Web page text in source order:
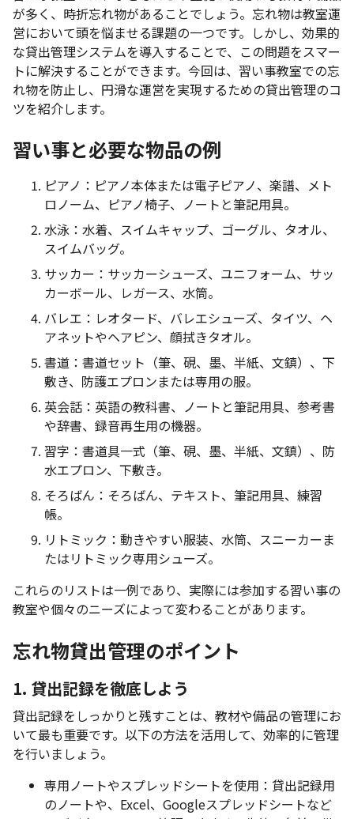
が多く、時折忘れ物があることでしょう。忘れ物は教室運
営において頭を悩ませる課題の一つです。しかし、効果的
な貸出管理システムを導入することで、この問題をスマー
トに解決することができます。今回は、習い事教室での忘
れ物を防止し、円滑な運営を実現するための貸出管理のコ
ツを紹介します。
習い事と必要な物品の例
ピアノ：ピアノ本体または電子ピアノ、楽譜、メト
ロノーム、ピアノ椅子、ノートと筆記用具。
水泳：水着、スイムキャップ、ゴーグル、タオル、
スイムバッグ。
サッカー：サッカーシューズ、ユニフォーム、サッ
カーボール、レガース、水筒。
バレエ：レオタード、バレエシューズ、タイツ、ヘ
アネットやヘアピン、顔拭きタオル。
書道：書道セット（筆、硯、墨、半紙、文鎮）、下
敷き、防護エプロンまたは専用の服。
英会話：英語の教科書、ノートと筆記用具、参考書
や辞書、録音再生用の機器。
習字：書道具一式（筆、硯、墨、半紙、文鎮）、防
水エプロン、下敷き。
そろばん：そろばん、テキスト、筆記用具、練習
帳。
リトミック：動きやすい服装、水筒、スニーカーま
たはリトミック専用シューズ。
これらのリストは一例であり、実際には参加する習い事の
教室や個々のニーズによって変わることがあります。
忘れ物貸出管理のポイント
1. 貸出記録を徹底しよう
貸出記録をしっかりと残すことは、教材や備品の管理にお
いて最も重要です。以下の方法を活用して、効率的に管理
を行いましょう。
専用ノートやスプレッドシートを使用：貸出記録用
のノートや、Excel、Googleスプレッドシートなど